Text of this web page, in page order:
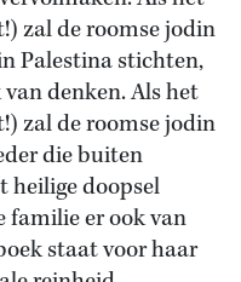
zal de roomse jodin
Palestina stichten,
denken. Als het
zal de roomse jodin
die buiten
heilige doopsel
familie er ook van
staat voor haar